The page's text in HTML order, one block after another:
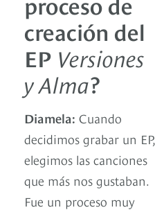
creación del
EP Versiones
y Alma?
Diamela: Cuando
decidimos grabar un EP,
elegimos las canciones
que más nos gustaban.
Fue un proceso muy